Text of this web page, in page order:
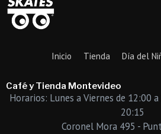
Inicio Tienda Día del
Café y Tienda Montevideo
Horarios: Lunes a Viernes de 12:00
20:15
Coronel Mora 495 -